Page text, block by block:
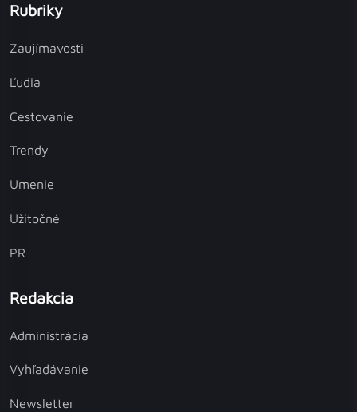
Rubriky
Zaujímavosti
Ľudia
Cestovanie
Trendy
Umenie
Užitočné
PR
Redakcia
Administrácia
Vyhľadávanie
Newsletter